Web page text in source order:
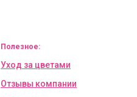
Полезное:
Уход за цветами
Отзывы компании